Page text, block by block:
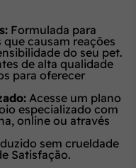
Formulada para
causam reações
do seu pet.
de alta qualidade
para oferecer
Acesse um plano
especializado com
online ou através
sem crueldade
Satisfação.